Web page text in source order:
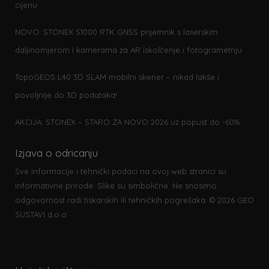
cijenu
NOVO: STONEX S1000 RTK GNSS prijemnik s laserskim
daljinomjerom i kamerama za AR iskolčenje i fotogrametriju
TopoGEOS L40 3D SLAM mobilni skener – nikad lakše i
povoljnije do 3D podataka!
AKCIJA: STONEX – STARO ZA NOVO 2026 uz popust do -60%
Izjava o odricanju
Sve informacije i tehnički podaci na ovoj web stranici su
informativne prirode. Slike su simbolične. Ne snosimo
odgovornost radi tiskarskih ili tehničkih pogrešaka. © 2026 GEO
SUSTAVI d.o.o.